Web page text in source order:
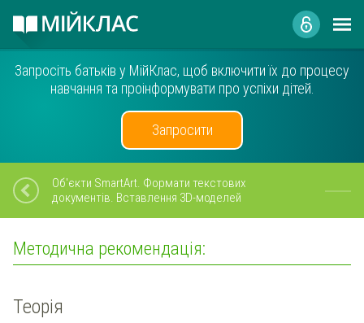
Запросіть батьків у МійКлас, щоб включити їх до процесу
навчання та проінформувати про успіхи дітей.
Запросити
Об'єкти SmartArt. Формати текстових
документів. Вставлення 3D-моделей
Методична рекомендація:
Теорія